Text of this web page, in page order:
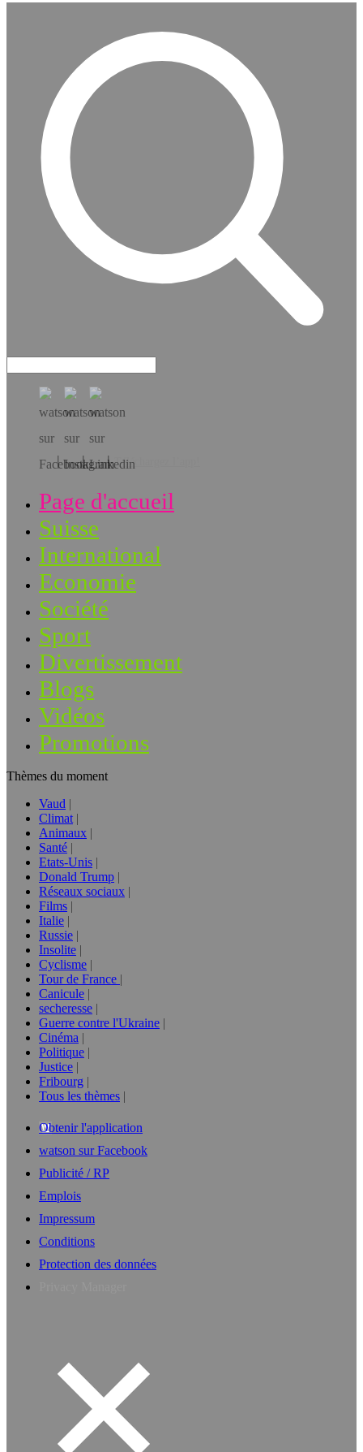
Téléchargez l’app!
Page d'accueil
Suisse
International
Economie
Société
Sport
Divertissement
Blogs
Vidéos
Promotions
Thèmes du moment
Vaud
Climat
Animaux
Santé
Etats-Unis
Donald Trump
Réseaux sociaux
Films
Italie
Russie
Insolite
Cyclisme
Tour de France
Canicule
secheresse
Guerre contre l'Ukraine
Cinéma
Politique
Justice
Fribourg
Tous les thèmes
Obtenir l'application
watson sur Facebook
Publicité / RP
Emplois
Impressum
Conditions
Protection des données